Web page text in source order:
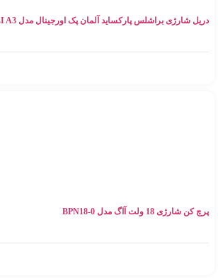
دریل شارژی براشلس پارکساید آلمان پک اورجینال مدل PSBSAP 20-LI A3
پرچ کن شارژی 18 ولت آاگ مدل BPN18-0